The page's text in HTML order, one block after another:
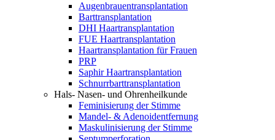
Augenbrauentransplantation
Barttransplantation
DHI Haartransplantation
FUE Haartransplantation
Haartransplantation für Frauen
PRP
Saphir Haartransplantation
Schnurrbarttransplantation
Hals- Nasen- und Ohrenheilkunde
Feminisierung der Stimme
Mandel- & Adenoidentfernung
Maskulinisierung der Stimme